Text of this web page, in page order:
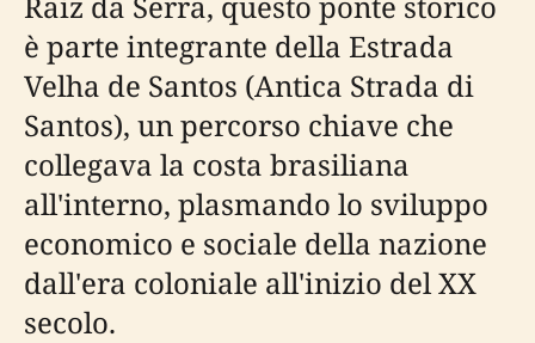
è parte integrante della Estrada
Velha de Santos (Antica Strada di
Santos), un percorso chiave che
collegava la costa brasiliana
all'interno, plasmando lo sviluppo
economico e sociale della nazione
dall'era coloniale all'inizio del XX
secolo.